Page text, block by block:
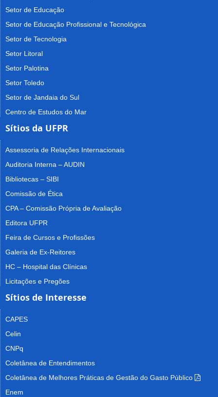
Setor de Educação
Setor de Educação Profissional e Tecnológica
Setor de Tecnologia
Setor Litoral
Setor Palotina
Setor Toledo
Setor de Jandaia do Sul
Centro de Estudos do Mar
Sítios da UFPR
Assessoria de Relações Internacionais
Auditoria Interna – AUDIN
Bibliotecas – SIBI
Comissão de Ética
CPA – Comissão Própria de Avaliação
Editora UFPR
Feira de Cursos e Profissões
Galeria de Ex-Reitores
HC – Hospital das Clínicas
Licitações e Pregões
Sítios de Interesse
CAPES
Celin
CNPq
Coletânea de Entendimentos
Coletânea de Melhores Práticas de Gestão do Gasto Público
Enem